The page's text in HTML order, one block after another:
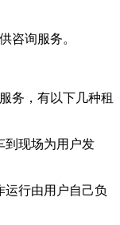
询服务。
，有以下几种租
现场为用户发
行由用户自己负